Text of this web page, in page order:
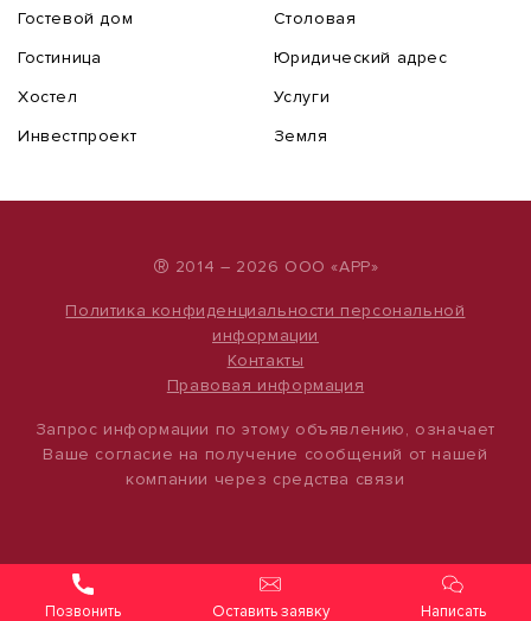
Гостевой дом
Гостиница
Хостел
Инвестпроект
Столовая
Юридический адрес
Услуги
Земля
® 2014 – 2026 ООО «АРР»
Политика конфиденциальности персональной
информации
Контакты
Правовая информация
Запрос информации по этому объявлению, означает
Ваше согласие на получение сообщений от нашей
компании через средства связи
Оставить заявку Написать